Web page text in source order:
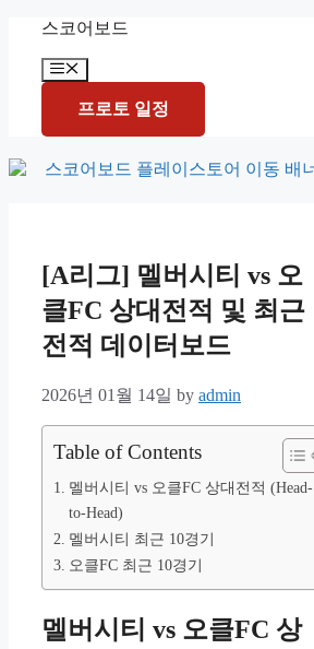
content
스코어보드
Menu
프로토 일정
[A리그] 멜버시티 vs 오
클FC 상대전적 및 최근
전적 데이터보드
2026년 01월 14일 by admin
Table of Contents
멜버시티 vs 오클FC 상대전적 (Head-
to-Head)
멜버시티 최근 10경기
오클FC 최근 10경기
멜버시티 vs 오클FC 상